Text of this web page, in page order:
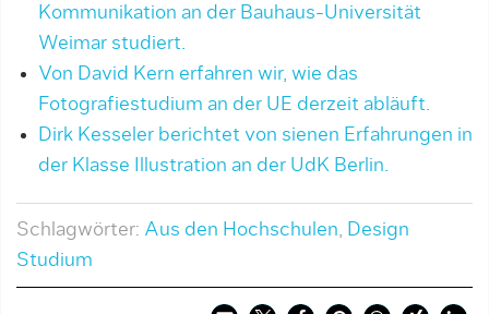
Kommunikation an der Bauhaus-Universität
Weimar studiert.
Von David Kern erfahren wir, wie das
Fotografiestudium an der UE derzeit abläuft.
Dirk Kesseler berichtet von sienen Erfahrungen in
der Klasse Illustration an der UdK Berlin.
Schlagwörter: Aus den Hochschulen, Design
Studium